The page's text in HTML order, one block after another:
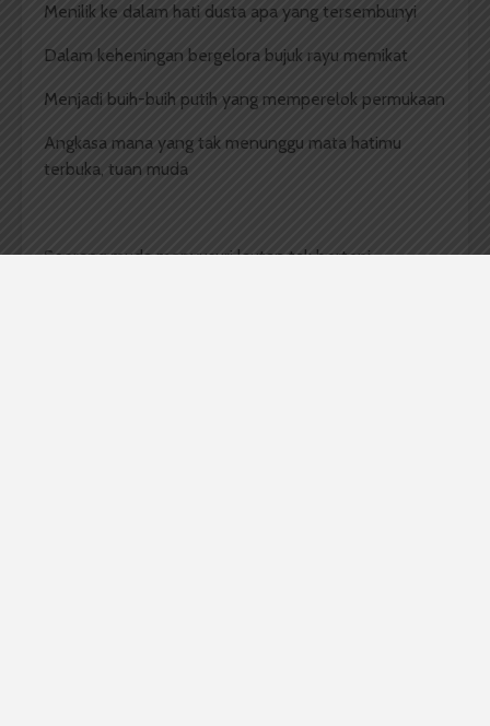
Menilik ke dalam hati dusta apa yang tersembunyi
Dalam keheningan bergelora bujuk rayu memikat
Menjadi buih-buih putih yang memperelok permukaan
Angkasa mana yang tak menunggu mata hatimu
terbuka, tuan muda
Seorang muda menyusuri lautan tak bertepi